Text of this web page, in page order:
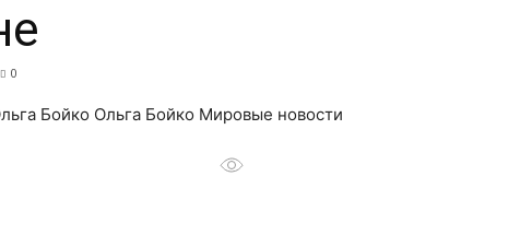
0
Бойко Ольга Бойко Мировые новости